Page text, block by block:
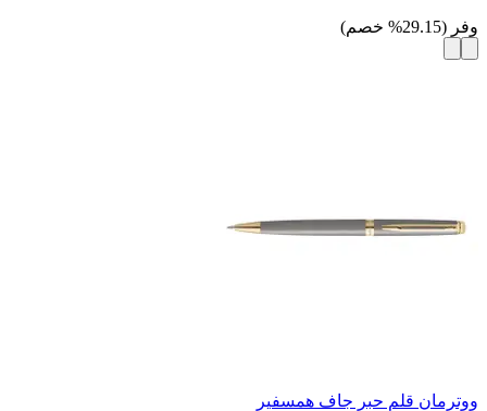
وفر (
29.15
% خصم)
ووترمان قلم حبر جاف همسفير